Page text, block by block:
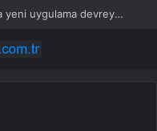
İstanbul’da market ve bakkallarda yeni uygulama devreye girdi